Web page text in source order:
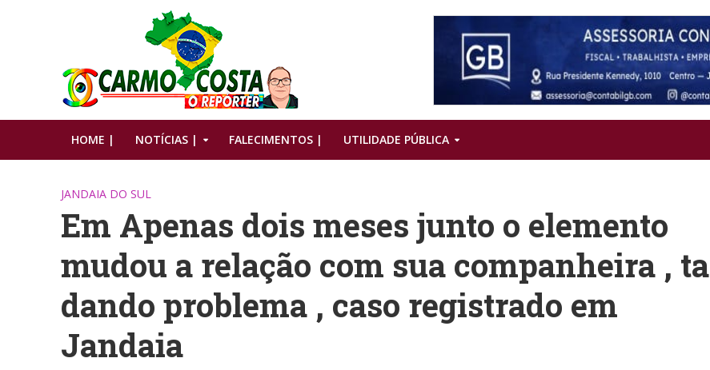
HOME | NOTÍCIAS | FALECIMENTOS | UTILIDADE PÚBLICA
JANDAIA DO SUL
Em Apenas dois meses junto o elemento
mudou a relação com sua companheira , ta
dando problema , caso registrado em
Jandaia